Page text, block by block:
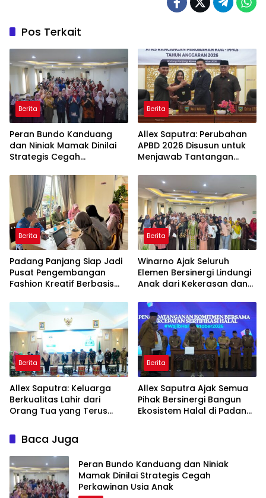
Pos Terkait
Berita
Peran Bundo Kanduang
dan Niniak Mamak Dinilai
Strategis Cegah
Berita
Allex Saputra: Perubahan
APBD 2026 Disusun untuk
Menjawab Tantangan
Berita
Padang Panjang Siap Jadi
Pusat Pengembangan
Fashion Kreatif Berbasis
Berita
Winarno Ajak Seluruh
Elemen Bersinergi Lindungi
Anak dari Kekerasan dan
Berita
Allex Saputra: Keluarga
Berkualitas Lahir dari
Orang Tua yang Terus
Berita
Allex Saputra Ajak Semua
Pihak Bersinergi Bangun
Ekosistem Halal di Padang
Baca Juga
Peran Bundo Kanduang dan Niniak
Mamak Dinilai Strategis Cegah
Perkawinan Usia Anak